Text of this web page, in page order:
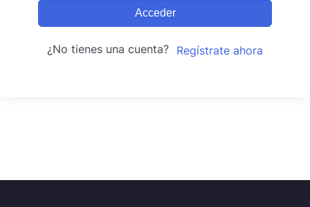
Acceder
¿No tienes una cuenta? Regístrate ahora